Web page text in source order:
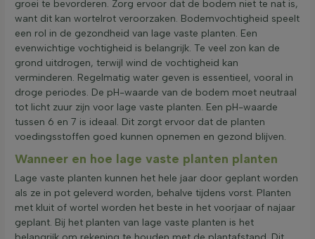
groei te bevorderen. Zorg ervoor dat de bodem niet te nat is,
want dit kan wortelrot veroorzaken. Bodemvochtigheid speelt
een rol in de gezondheid van lage vaste planten. Een
evenwichtige vochtigheid is belangrijk. Te veel zon kan de
grond uitdrogen, terwijl wind de vochtigheid kan
verminderen. Regelmatig water geven is essentieel, vooral in
droge periodes. De pH-waarde van de bodem moet neutraal
tot licht zuur zijn voor lage vaste planten. Een pH-waarde
tussen 6 en 7 is ideaal. Dit zorgt ervoor dat de planten
voedingsstoffen goed kunnen opnemen en gezond blijven.
Wanneer en hoe lage vaste planten planten
Lage vaste planten kunnen het hele jaar door geplant worden
als ze in pot geleverd worden, behalve tijdens vorst. Planten
met kluit of wortel worden het beste in het voorjaar of najaar
geplant. Bij het planten van lage vaste planten is het